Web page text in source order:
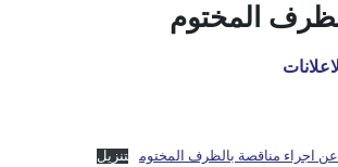
المختوم
عن اجراء مناقصة بالظرف المختوم تنزيل